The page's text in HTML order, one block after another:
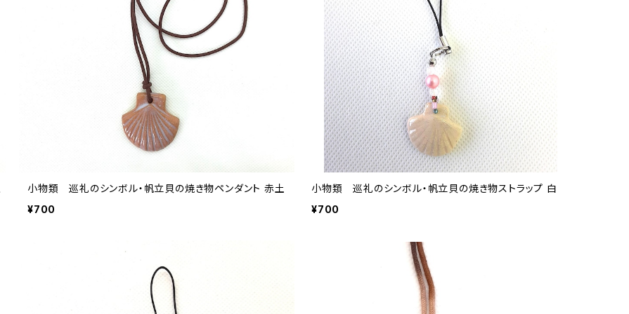
小物類 巡礼のシンボル・帆立貝の焼き物ペンダント 赤土
¥700
小物類 巡礼のシンボル・帆立貝の焼き物ストラップ 白
¥700